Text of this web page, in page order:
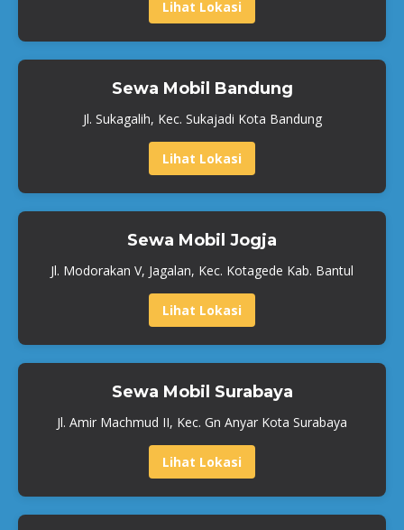
Lihat Lokasi
Sewa Mobil Bandung
Jl. Sukagalih, Kec. Sukajadi Kota Bandung
Lihat Lokasi
Sewa Mobil Jogja
Jl. Modorakan V, Jagalan, Kec. Kotagede Kab. Bantul
Lihat Lokasi
Sewa Mobil Surabaya
Jl. Amir Machmud II, Kec. Gn Anyar Kota Surabaya
Lihat Lokasi